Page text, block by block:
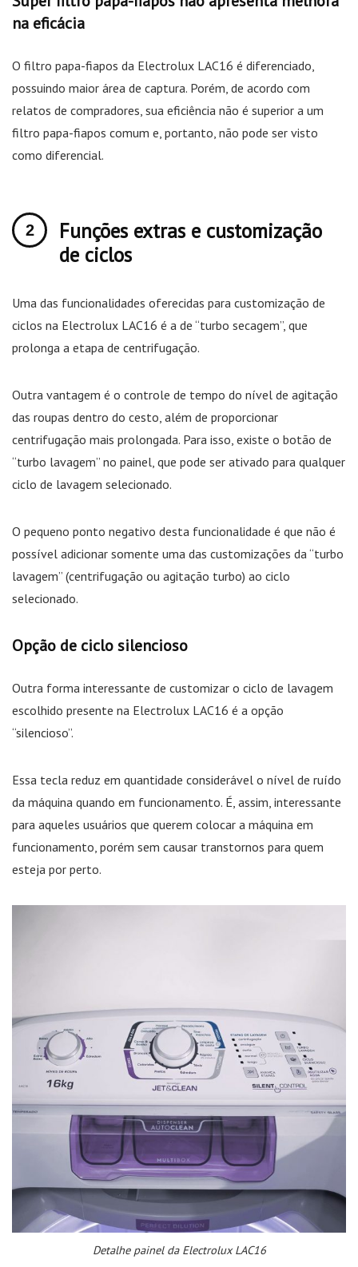
na eficácia
O filtro papa-fiapos da Electrolux LAC16 é diferenciado,
possuindo maior área de captura. Porém, de acordo com
relatos de compradores, sua eficiência não é superior a um
filtro papa-fiapos comum e, portanto, não pode ser visto
como diferencial.
Funções extras e customização
de ciclos
Uma das funcionalidades oferecidas para customização de
ciclos na Electrolux LAC16 é a de “turbo secagem”, que
prolonga a etapa de centrifugação.
Outra vantagem é o controle de tempo do nível de agitação
das roupas dentro do cesto, além de proporcionar
centrifugação mais prolongada. Para isso, existe o botão de
“turbo lavagem” no painel, que pode ser ativado para qualquer
ciclo de lavagem selecionado.
O pequeno ponto negativo desta funcionalidade é que não é
possível adicionar somente uma das customizações da “turbo
lavagem” (centrifugação ou agitação turbo) ao ciclo
selecionado.
Opção de ciclo silencioso
Outra forma interessante de customizar o ciclo de lavagem
escolhido presente na Electrolux LAC16 é a opção
“silencioso”.
Essa tecla reduz em quantidade considerável o nível de ruído
da máquina quando em funcionamento. É, assim, interessante
para aqueles usuários que querem colocar a máquina em
funcionamento, porém sem causar transtornos para quem
esteja por perto.
Detalhe painel da Electrolux LAC16